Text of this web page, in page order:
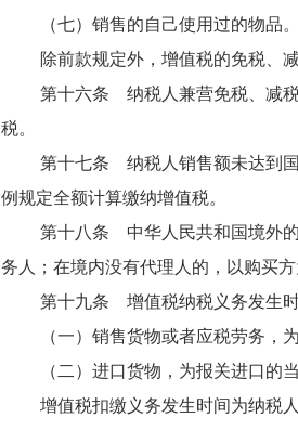
（七）销售的自己使用过的物品。
除前款规定外，增值税的免税、减
第十六条 纳税人兼营免税、减税项
税。
第十七条 纳税人销售额未达到国务
例规定全额计算缴纳增值税。
第十八条 中华人民共和国境外的单
务人；在境内没有代理人的，以购买方
第十九条 增值税纳税义务发生时
（一）销售货物或者应税劳务，为
（二）进口货物，为报关进口的当
增值税扣缴义务发生时间为纳税人